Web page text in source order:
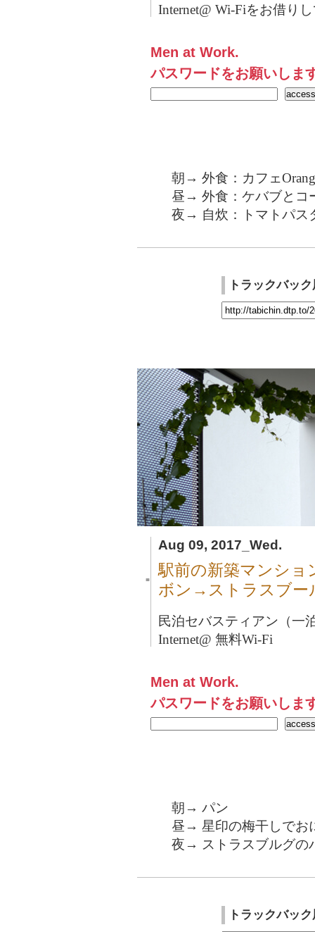
Internet@ Wi-Fiをお借り
Men at Work.
パスワードをお願いしま
朝→ 外食：カフェ
昼→ 外食：ケバブとコ
夜→ 自炊：トマトパス
トラックバッ
Aug 09, 2017_Wed.
■
駅前の新築マンショ
ボン→ストラスブー
民泊セバスティアン（一
Internet@ 無料Wi-Fi
Men at Work.
パスワードをお願いしま
朝→ パン
昼→ 星印の梅干しでお
夜→ ストラスブルグの
トラックバッ